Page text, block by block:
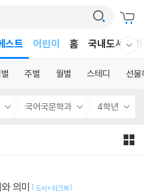
스트
어린이
어린이
홈 국내도서
주별 월별 스테디 선물
국어국문학과 4학년
의미 [도서+워크북]